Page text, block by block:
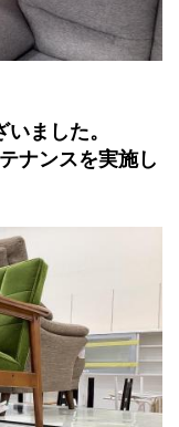
ました。
ナンスを実施し